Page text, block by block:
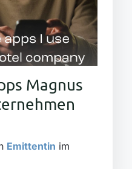
Magnus
Emittentin im